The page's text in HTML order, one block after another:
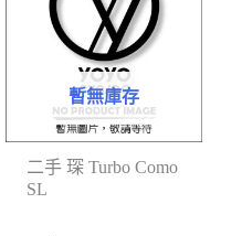
暫無庫存
二手 琛 Turbo Como
SL